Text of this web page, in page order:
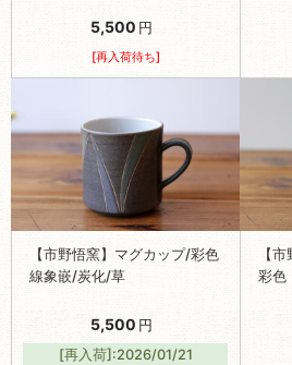
5,500 円
[再入荷待ち]
【市野悟窯】マグカップ/彩色
線象嵌/炭化/草
5,500 円
[再入荷]:2026/01/21
【
彩色